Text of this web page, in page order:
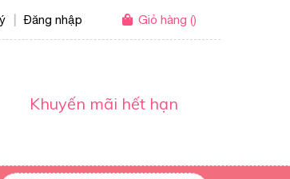
Đăng nhập Giỏ hàng ()
Khuyến mãi hết hạn